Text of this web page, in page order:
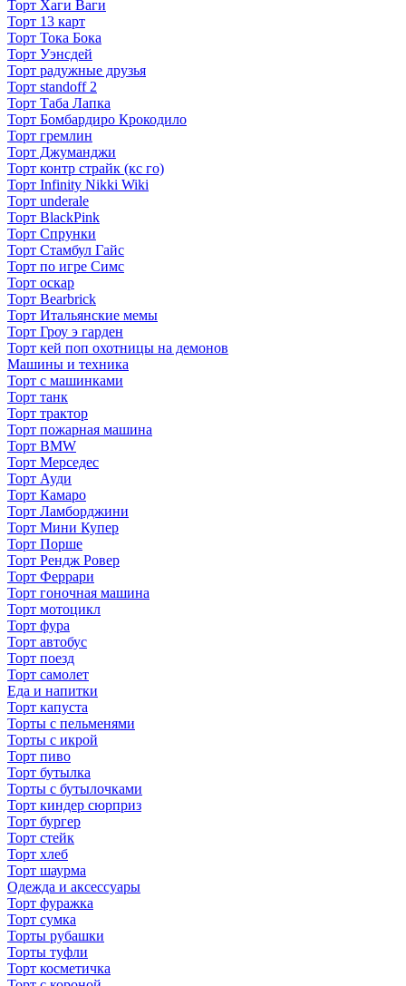
Торт Хаги Ваги
Торт 13 карт
Торт Тока Бока
Торт Уэнсдей
Торт радужные друзья
Торт standoff 2
Торт Таба Лапка
Торт Бомбардиро Крокодило
Торт гремлин
Торт Джуманджи
Торт контр страйк (кс го)
Торт Infinity Nikki Wiki
Торт underale
Торт BlackPink
Торт Спрунки
Торт Стамбул Гайс
Торт по игре Симс
Торт оскар
Торт Bearbrick
Торт Итальянские мемы
Торт Гроу э гарден
Торт кей поп охотницы на демонов
Машины и техника
Торт с машинками
Торт танк
Торт трактор
Торт пожарная машина
Торт BMW
Торт Мерседес
Торт Ауди
Торт Камаро
Торт Ламборджини
Торт Мини Купер
Торт Порше
Торт Рендж Ровер
Торт Феррари
Торт гоночная машина
Торт мотоцикл
Торт фура
Торт автобус
Торт поезд
Торт самолет
Еда и напитки
Торт капуста
Торты с пельменями
Торты с икрой
Торт пиво
Торт бутылка
Торты с бутылочками
Торт киндер сюрприз
Торт бургер
Торт стейк
Торт хлеб
Торт шаурма
Одежда и аксессуары
Торт фуражка
Торт сумка
Торты рубашки
Торты туфли
Торт косметичка